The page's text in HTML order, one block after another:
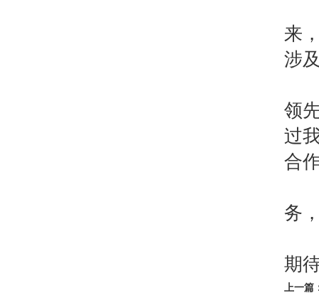
来
涉
领
过
合
务
期
上一篇